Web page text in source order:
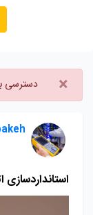
× دسترسی